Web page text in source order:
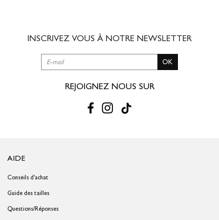
RETOUR SIMPLE SOUS 30 JOURS :
Vous avez changé d'avis ?
Retournez vos achats gratuitement en
livraison/retour disponible dans votre compte client (rubrique "Mes
Gagnez du temps en échangeant votre produit
INSCRIVEZ VOUS À NOTRE NEWSLETTER
OK
REJOIGNEZ NOUS SUR
AIDE
Conseils d'achat
Guide des tailles
Questions/Réponses